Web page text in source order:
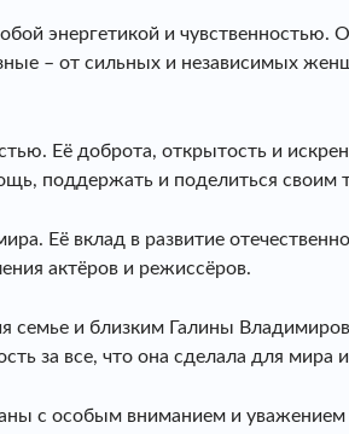
энергетикой и
– от сильных и независимых
Её доброта, открытость и
поддержать и поделиться своим
Её вклад в развитие
актёров и режиссёров.
семье и близким Галины
за все, что она сделала для мира
с особым вниманием и